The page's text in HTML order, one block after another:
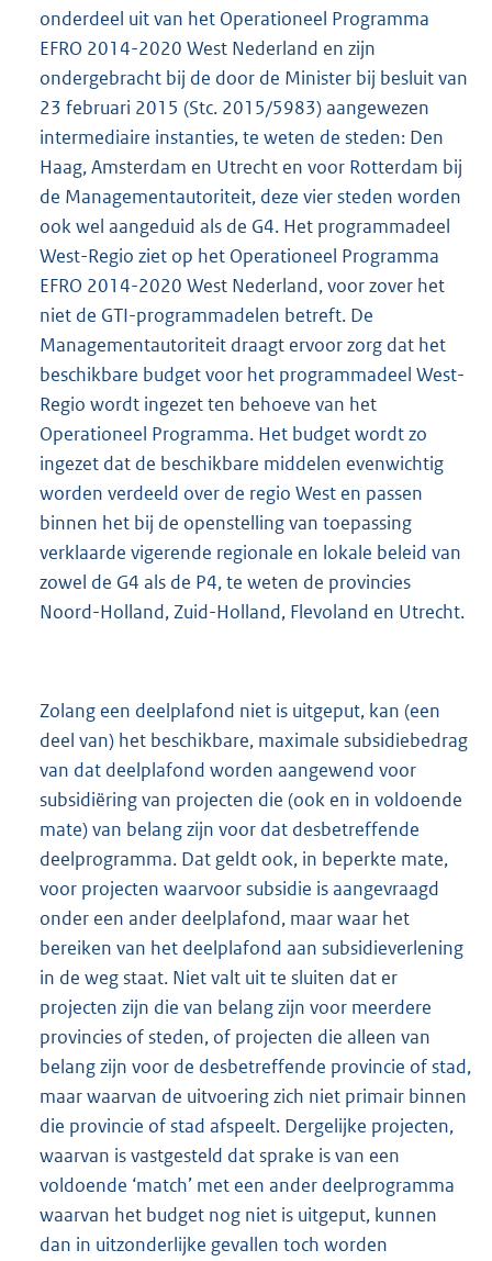
onderdeel uit van het Operationeel Programma
EFRO 2014-2020 West Nederland en zijn
ondergebracht bij de door de Minister bij besluit van
23 februari 2015 (Stc. 2015/5983) aangewezen
intermediaire instanties, te weten de steden: Den
Haag, Amsterdam en Utrecht en voor Rotterdam bij
de Managementautoriteit, deze vier steden worden
ook wel aangeduid als de G4. Het programmadeel
West-Regio ziet op het Operationeel Programma
EFRO 2014-2020 West Nederland, voor zover het
niet de GTI-programmadelen betreft. De
Managementautoriteit draagt ervoor zorg dat het
beschikbare budget voor het programmadeel West-
Regio wordt ingezet ten behoeve van het
Operationeel Programma. Het budget wordt zo
ingezet dat de beschikbare middelen evenwichtig
worden verdeeld over de regio West en passen
binnen het bij de openstelling van toepassing
verklaarde vigerende regionale en lokale beleid van
zowel de G4 als de P4, te weten de provincies
Noord-Holland, Zuid-Holland, Flevoland en Utrecht.
Zolang een deelplafond niet is uitgeput, kan (een
deel van) het beschikbare, maximale subsidiebedrag
van dat deelplafond worden aangewend voor
subsidiëring van projecten die (ook en in voldoende
mate) van belang zijn voor dat desbetreffende
deelprogramma. Dat geldt ook, in beperkte mate,
voor projecten waarvoor subsidie is aangevraagd
onder een ander deelplafond, maar waar het
bereiken van het deelplafond aan subsidieverlening
in de weg staat. Niet valt uit te sluiten dat er
projecten zijn die van belang zijn voor meerdere
provincies of steden, of projecten die alleen van
belang zijn voor de desbetreffende provincie of stad,
maar waarvan de uitvoering zich niet primair binnen
die provincie of stad afspeelt. Dergelijke projecten,
waarvan is vastgesteld dat sprake is van een
voldoende ‘match’ met een ander deelprogramma
waarvan het budget nog niet is uitgeput, kunnen
dan in uitzonderlijke gevallen toch worden